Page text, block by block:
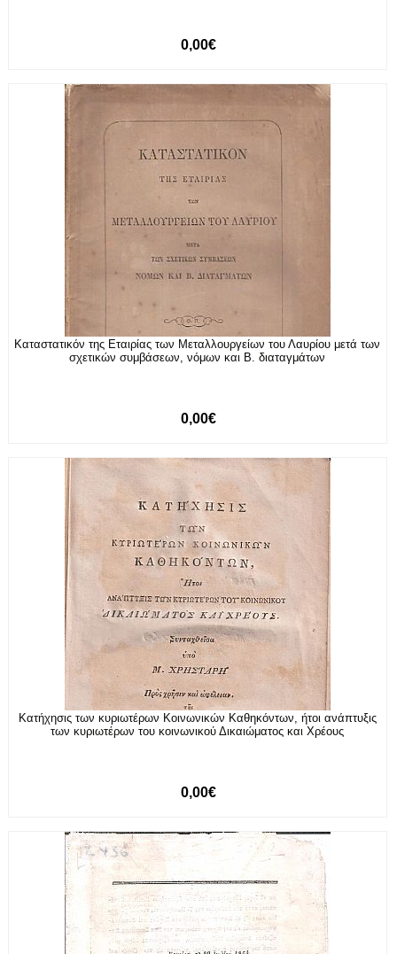
0,00€
Καταστατικόν της Εταιρίας των Μεταλλουργείων του Λαυρίου μετά των
σχετικών συμβάσεων, νόμων και Β. διαταγμάτων
0,00€
Κατήχησις των κυριωτέρων Κοινωνικών Καθηκόντων, ήτοι ανάπτυξις
των κυριωτέρων του κοινωνικού Δικαιώματος και Χρέους
0,00€